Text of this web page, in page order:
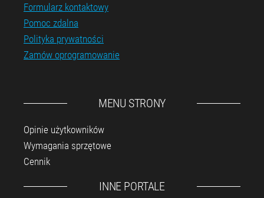
Formularz kontaktowy
Pomoc zdalna
Polityka prywatności
Zamów oprogramowanie
MENU STRONY
Opinie użytkowników
Wymagania sprzętowe
Cennik
INNE PORTALE